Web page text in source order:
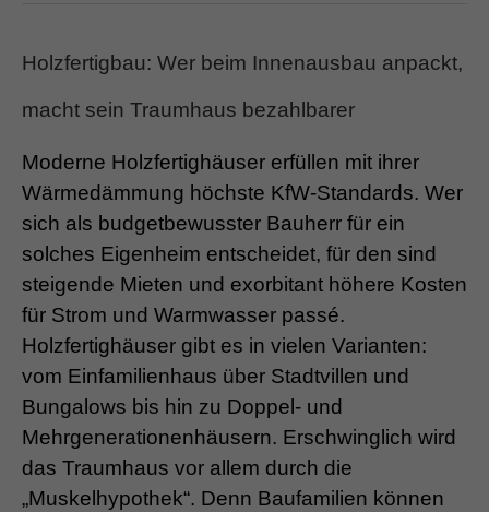
Holzfertigbau: Wer beim Innenausbau anpackt,
macht sein Traumhaus bezahlbarer
Moderne Holzfertighäuser erfüllen mit ihrer
Wärmedämmung höchste KfW-Standards. Wer
sich als budgetbewusster Bauherr für ein
solches Eigenheim entscheidet, für den sind
steigende Mieten und exorbitant höhere Kosten
für Strom und Warmwasser passé.
Holzfertighäuser gibt es in vielen Varianten:
vom Einfamilienhaus über Stadtvillen und
Bungalows bis hin zu Doppel- und
Mehrgenerationenhäusern. Erschwinglich wird
das Traumhaus vor allem durch die
„Muskelhypothek“. Denn Baufamilien können